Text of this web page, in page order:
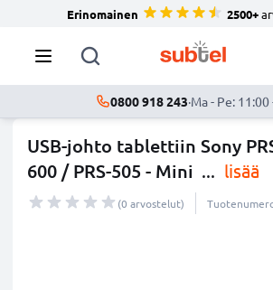
Erinomainen 2500+
0800 918 243·Ma - Pe: 11:00
USB-johto tablettiin Sony
600 / PRS-505 - Mini ... lisää
(0 arvostelut)